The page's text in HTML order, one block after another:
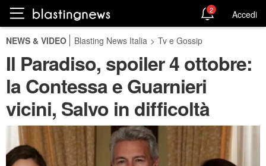
2 Accedi
NEWS & VIDEO Blasting News Italia > Tv e Gossip
Il Paradiso, spoiler 4 ottobre:
la Contessa e Guarnieri
vicini, Salvo in difficoltà